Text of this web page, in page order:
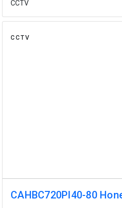
CCTV
CCTV
CAHBC720PI40-80